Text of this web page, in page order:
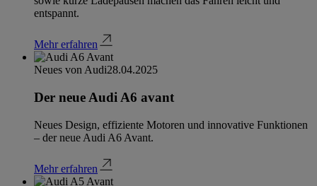
entspannt.
Mehr erfahren
Neues von Audi28.04.2025
Der neue Audi A6 avant
Neues Design, effiziente Motoren und innovative Funktionen
– der neue Audi A6 Avant.
Mehr erfahren